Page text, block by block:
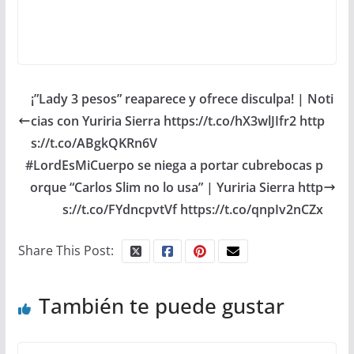
¡”Lady 3 pesos” reaparece y ofrece disculpa! | Noti
cias con Yuriria Sierra https://t.co/hX3wlJIfr2 http
s://t.co/ABgkQKRn6V
#LordEsMiCuerpo se niega a portar cubrebocas p
orque “Carlos Slim no lo usa” | Yuriria Sierra http
s://t.co/FYdncpvtVf https://t.co/qnpIv2nCZx
Share This Post:
También te puede gustar